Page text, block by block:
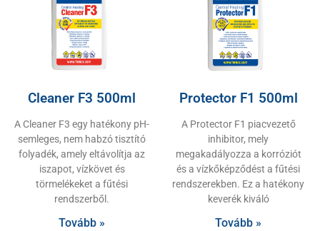
Cleaner F3 500ml
A Cleaner F3 egy hatékony pH-
semleges, nem habzó tisztító
folyadék, amely eltávolítja az
iszapot, vízkövet és
törmelékeket a fűtési
rendszerből.
Tovább »
Protector F1 500ml
A Protector F1 piacvezető
inhibitor, mely
megakadályozza a korróziót
és a vízkőképződést a fűtési
rendszerekben. Ez a hatékony
keverék kiváló
Tovább »